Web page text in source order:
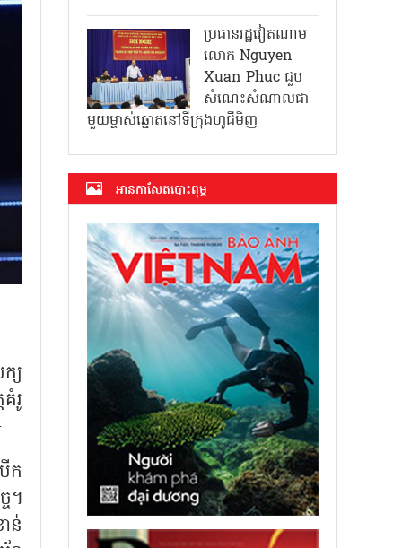
ស
រូ
ក
។
ន់
ប្រធានរដ្ឋវៀតណាម
លោក Nguyen
Xuan Phuc ជួប
សំណេះសំណាលជា
មួយម្ចាស់ឆ្នោតនៅទីក្រុងហូជីមិញ
អាន​កាសែត​បោះពុម្ភ